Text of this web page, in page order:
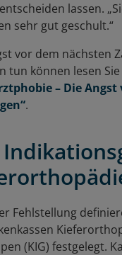
lassen.
sehr gut geschult.“
vor dem nächsten
tun können lesen
– Die Angst
.
Fehlstellung
(KIG) festgelegt.